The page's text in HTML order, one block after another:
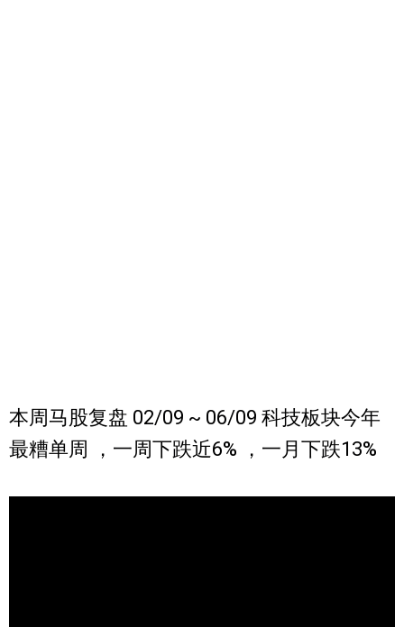
本周马股复盘 02/09 ~ 06/09 科技板块今年
最糟单周 ，一周下跌近6% ，一月下跌13%